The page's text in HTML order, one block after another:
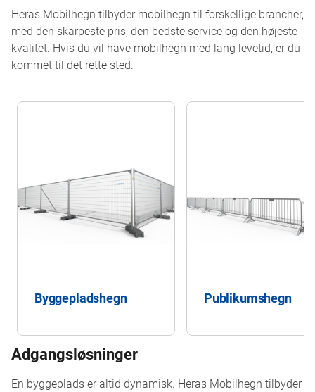
Heras Mobilhegn tilbyder mobilhegn til forskellige brancher,
med den skarpeste pris, den bedste service og den højeste
kvalitet. Hvis du vil have mobilhegn med lang levetid, er du
kommet til det rette sted.
Byggepladshegn Publikumshegn
Adgangsløsninger
En byggeplads er altid dynamisk. Heras Mobilhegn tilbyder